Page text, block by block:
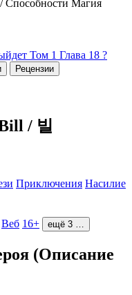
Том 1 Глава 18 ?
Рецензии
/ 빌
Приключения Насилие
Веб 16+ ещё 3 …
(Описание